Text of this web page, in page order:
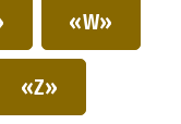
«W»
«Z»